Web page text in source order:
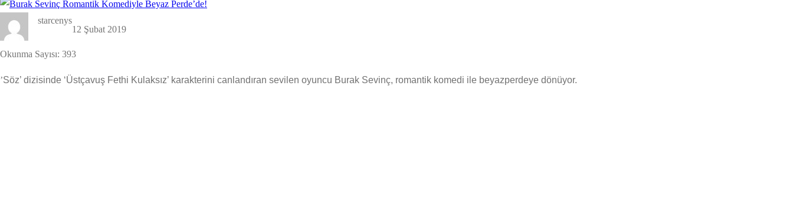
starcenys
12 Şubat 2019
Okunma Sayısı: 393
’Söz’ dizisinde ‘Üstçavuş Fethi Kulaksız’ karakterini canlandıran sevilen oyuncu Burak Sevinç, romantik komedi ile beyazperdeye dönüyor.